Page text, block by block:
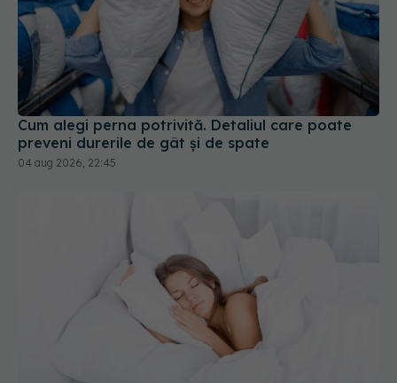
Cum alegi perna potrivită. Detaliul care poate
preveni durerile de gât și de spate
04 aug 2026, 22:45